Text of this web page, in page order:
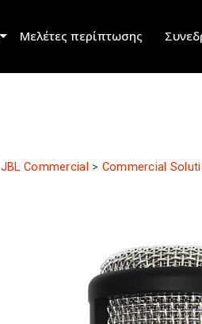
Μελέτες περίπτωσης
JBL Commercial > Commercial